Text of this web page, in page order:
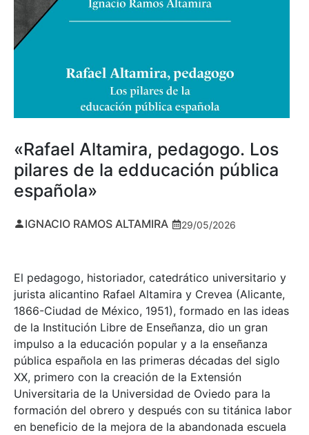
«Rafael Altamira, pedagogo. Los
pilares de la edducación pública
española»
IGNACIO RAMOS ALTAMIRA 29/05/2026
El pedagogo, historiador, catedrático universitario y
jurista alicantino Rafael Altamira y Crevea (Alicante,
1866-Ciudad de México, 1951), formado en las ideas
de la Institución Libre de Enseñanza, dio un gran
impulso a la educación popular y a la enseñanza
pública española en las primeras décadas del siglo
XX, primero con la creación de la Extensión
Universitaria de la Universidad de Oviedo para la
formación del obrero y después con su titánica labor
en beneficio de la mejora de la abandonada escuela